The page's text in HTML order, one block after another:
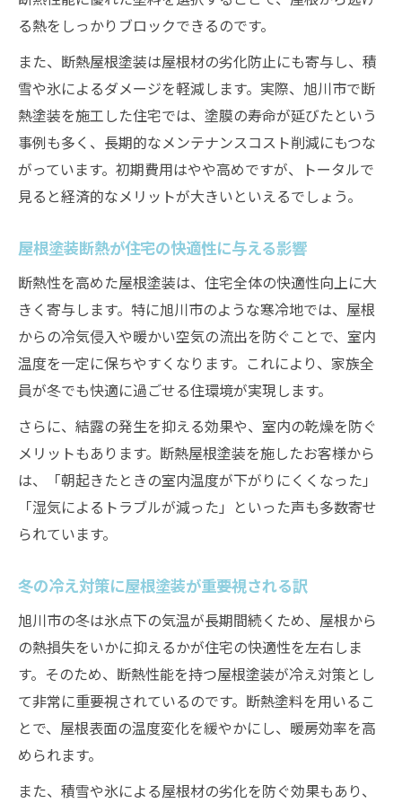
る熱をしっかりブロックできるのです。
また、断熱屋根塗装は屋根材の劣化防止にも寄与し、積
雪や氷によるダメージを軽減します。実際、旭川市で断
熱塗装を施工した住宅では、塗膜の寿命が延びたという
事例も多く、長期的なメンテナンスコスト削減にもつな
がっています。初期費用はやや高めですが、トータルで
見ると経済的なメリットが大きいといえるでしょう。
屋根塗装断熱が住宅の快適性に与える影響
断熱性を高めた屋根塗装は、住宅全体の快適性向上に大
きく寄与します。特に旭川市のような寒冷地では、屋根
からの冷気侵入や暖かい空気の流出を防ぐことで、室内
温度を一定に保ちやすくなります。これにより、家族全
員が冬でも快適に過ごせる住環境が実現します。
さらに、結露の発生を抑える効果や、室内の乾燥を防ぐ
メリットもあります。断熱屋根塗装を施したお客様から
は、「朝起きたときの室内温度が下がりにくくなった」
「湿気によるトラブルが減った」といった声も多数寄せ
られています。
冬の冷え対策に屋根塗装が重要視される訳
旭川市の冬は氷点下の気温が長期間続くため、屋根から
の熱損失をいかに抑えるかが住宅の快適性を左右しま
す。そのため、断熱性能を持つ屋根塗装が冷え対策とし
て非常に重要視されているのです。断熱塗料を用いるこ
とで、屋根表面の温度変化を緩やかにし、暖房効率を高
められます。
また、積雪や氷による屋根材の劣化を防ぐ効果もあり、